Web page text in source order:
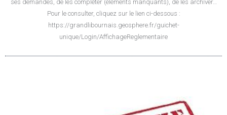
ses demandes, de les compléter (éléments manquants), de les archiver…
Pour le consulter, cliquez sur le lien ci-dessous :
https://grandlibournais.geosphere.fr/guichet-
unique/Login/AffichageReglementaire